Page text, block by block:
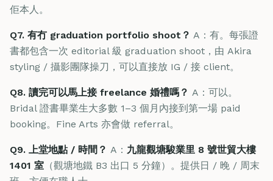
佢本人。
Q7. 有冇 graduation portfolio shoot？ A：有。每張證
書都包含一次 editorial 級 graduation shoot，由 Akira
styling / 攝影團隊操刀，可以直接放 IG / 接 client。
Q8. 讀完可以馬上接 freelance 婚禮嗎？ A：可以。
Bridal 證書畢業生大多數 1–3 個月內接到第一場 paid
booking。Fine Arts 亦會做 referral。
Q9. 上堂地點 / 時間？ A： 九龍觀塘駿業里 8 號世貿大樓
1401 室 （觀塘地鐵 B3 出口 5 分鐘）。提供日 / 晚 / 周末